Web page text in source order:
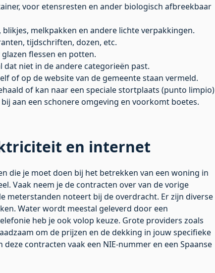
voor etensresten en ander biologisch afbreekbaar
melkpakken en andere lichte verpakkingen.
tijdschriften, dozen, etc.
flessen en potten.
dat niet in de andere categorieën past.
of op de website van de gemeente staan vermeld.
of kan naar een speciale stortplaats (punto limpio)
aan een schonere omgeving en voorkomt boetes.
en internet
die je moet doen bij het betrekken van een woning in
Vaak neem je de contracten over van de vorige
meterstanden noteert bij de overdracht. Er zijn diverse
Water wordt meestal geleverd door een
heb je ook volop keuze. Grote providers zoals
om de prijzen en de dekking in jouw specifieke
contracten vaak een NIE-nummer en een Spaanse